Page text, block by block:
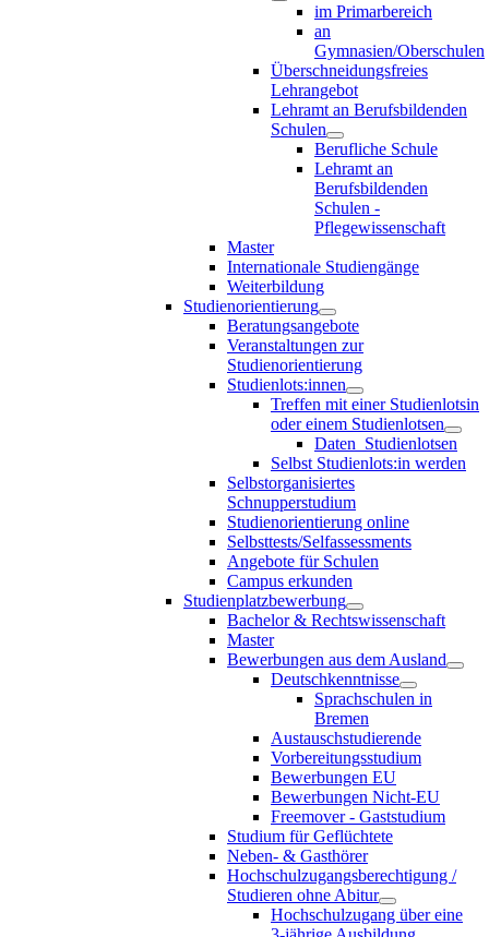
im Primarbereich
an
Gymnasien/Oberschulen
Überschneidungsfreies
Lehrangebot
Lehramt an Berufsbildenden
Schulen
Berufliche Schule
Lehramt an
Berufsbildenden
Schulen -
Pflegewissenschaft
Master
Internationale Studiengänge
Weiterbildung
Studienorientierung
Beratungsangebote
Veranstaltungen zur
Studienorientierung
Studienlots:innen
Treffen mit einer Studienlotsin
oder einem Studienlotsen
Daten_Studienlotsen
Selbst Studienlots:in werden
Selbstorganisiertes
Schnupperstudium
Studienorientierung online
Selbsttests/Selfassessments
Angebote für Schulen
Campus erkunden
Studienplatzbewerbung
Bachelor & Rechtswissenschaft
Master
Bewerbungen aus dem Ausland
Deutschkenntnisse
Sprachschulen in
Bremen
Austauschstudierende
Vorbereitungsstudium
Bewerbungen EU
Bewerbungen Nicht-EU
Freemover - Gaststudium
Studium für Geflüchtete
Neben- & Gasthörer
Hochschulzugangsberechtigung /
Studieren ohne Abitur
Hochschulzugang über eine